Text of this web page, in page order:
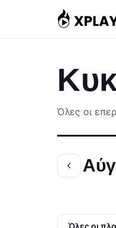
περιεχόμενο
Όλες οι